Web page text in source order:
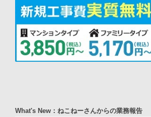
What's New：ねこねーさんからの業務報告